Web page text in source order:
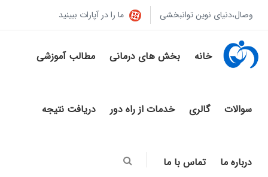
وصال،دنیای نوین توانبخشی ما را در آپارات ببینید
خانه بخش های درمانی مطالب آموزشی
سوالات گالری خدمات از راه دور دریافت نتیجه
درباره ما تماس با ما